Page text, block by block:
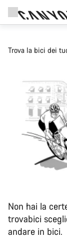
Trova la bici dei
Non hai la
trovabici
andare in bici.